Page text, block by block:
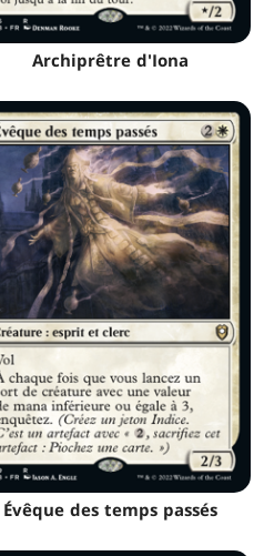
Archiprêtre d'Iona
Évêque des temps passés